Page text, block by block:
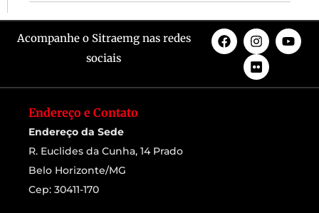
Acompanhe o Sitraemg nas redes
sociais
Endereço e Contato
Endereço da Sede
R. Euclides da Cunha, 14 Prado
Belo Horizonte/MG
Cep: 30411-170